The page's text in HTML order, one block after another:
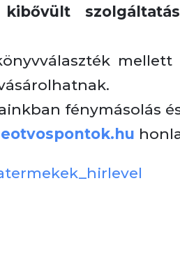
kibővült
fénymásolás
eotvospontok.hu